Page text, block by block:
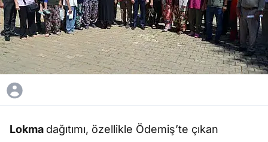
Lokma dağıtımı, özellikle Ödemiş’te çıkan